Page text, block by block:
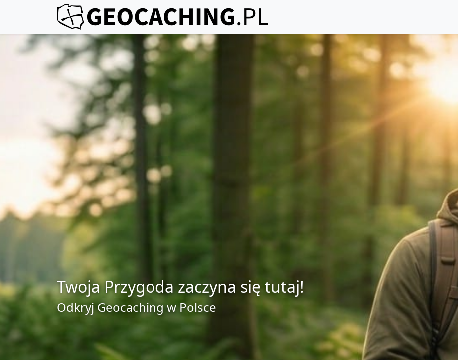
Twoja Przygoda zaczyna się tutaj!
Odkryj Geocaching w Polsce